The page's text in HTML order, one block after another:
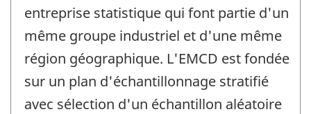
entreprise statistique qui font partie d'un
même groupe industriel et d'une même
région géographique. L'EMCD est fondée
sur un plan d'échantillonnage stratifié
avec sélection d'un échantillon aléatoire